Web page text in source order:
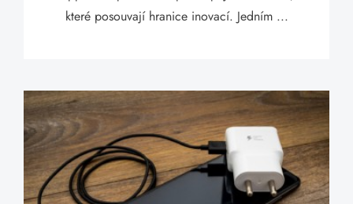
které posouvají hranice inovací. Jedním ...